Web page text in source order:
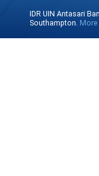
IDR UIN Antasari
Southampton.